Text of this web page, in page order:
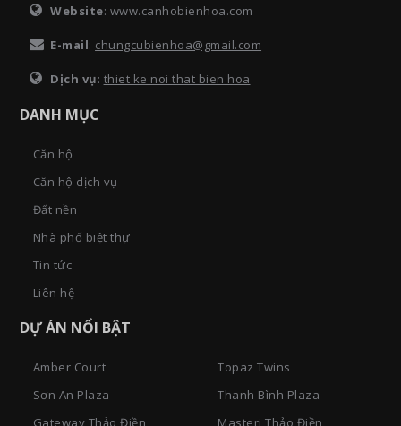
Website: www.canhobienhoa.com
E-mail: chungcubienhoa@gmail.com
Dịch vụ: thiet ke noi that bien hoa
DANH MỤC
Căn hộ
Căn hộ dịch vụ
Đất nền
Nhà phố biệt thự
Tin tức
Liên hệ
DỰ ÁN NỔI BẬT
Amber Court
Topaz Twins
Sơn An Plaza
Thanh Bình Plaza
Gateway Thảo Điền
Masteri Thảo Điền